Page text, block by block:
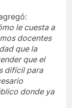
le cuesta a
docentes
que la
que el
difícil para
donde ya